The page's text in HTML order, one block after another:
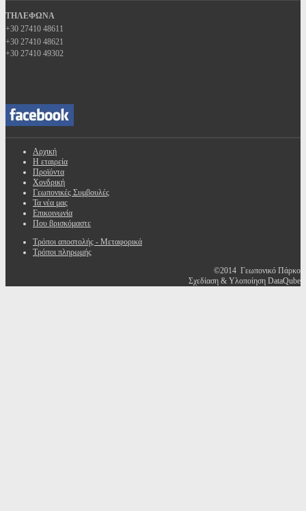
ΤΗΛΕΦΩΝΑ
+30 27410 48611
+30 27410 48621
+30 27410 49302
Αρχική
Η εταιρεία
Προϊόντα
Χονδρική
Γεωπονικές Συμβουλές
Τα νέα μας
Επικοινωνία
Που βρισκόμαστε
Τρόποι αποστολής - Μεταφορικά
Τρόποι πληρωμής
©2014 Γεωπονικό Πάρκο
Σχεδίαση & Υλοποίηση DataQube